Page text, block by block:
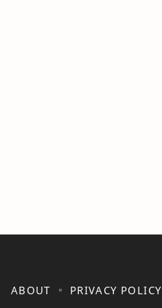
ABOUT PRIVACY POLICY